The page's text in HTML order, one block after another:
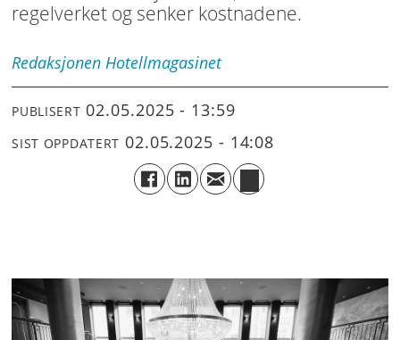
regelverket og senker kostnadene.
Redaksjonen Hotellmagasinet
PUBLISERT 02.05.2025 - 13:59
SIST OPPDATERT 02.05.2025 - 14:08